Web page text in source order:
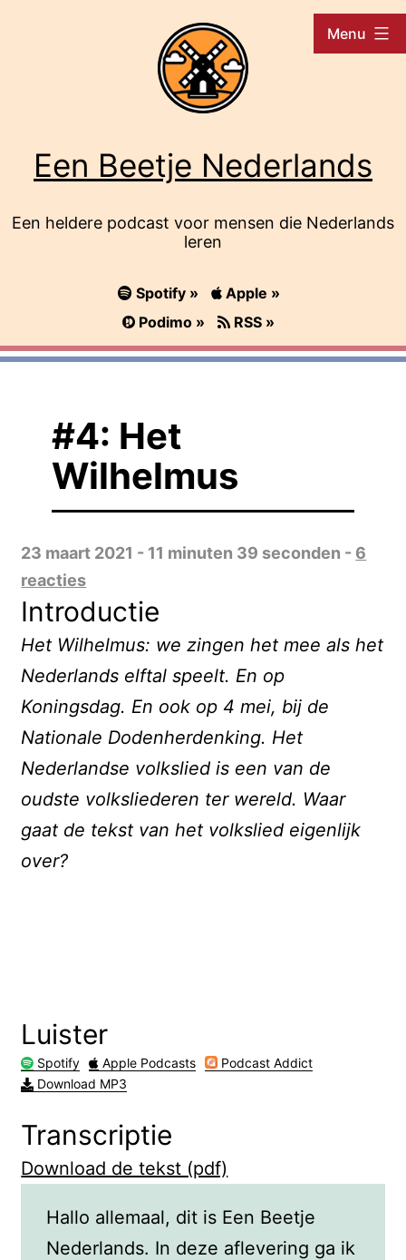
Een Beetje Nederlands
Een heldere podcast voor mensen die Nederlands
leren
Spotify »
Apple »
Podimo »
RSS »
Menu
#4: Het
Wilhelmus
23 maart 2021 - 11 minuten 39 seconden - 6
reacties
Introductie
Het Wilhelmus: we zingen het mee als het
Nederlands elftal speelt. En op
Koningsdag. En ook op 4 mei, bij de
Nationale Dodenherdenking. Het
Nederlandse volkslied is een van de
oudste volksliederen ter wereld. Waar
gaat de tekst van het volkslied eigenlijk
over?
Luister
Spotify Apple Podcasts
Podcast Addict
Download MP3
Transcriptie
Download de tekst (pdf)
Hallo allemaal, dit is Een Beetje
Nederlands. In deze aflevering ga ik